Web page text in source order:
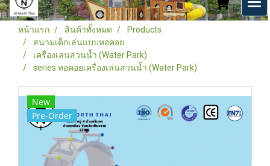
หน้าแรก สินค้าทั้งหมด
Products
สนามเด็กเล่นแบบหอคอย
เครื่องเล่นสวนน้ำ (Water Park)
series หอคอยเครื่องเล่นสวนน้ำ (Water Park)
New
Pre-Order